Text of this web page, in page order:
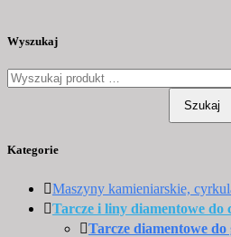
Wyszukaj
Szukaj
Kategorie
Maszyny kamieniarskie,
Tarcze i liny diamentowe do
Tarcze diamentowe